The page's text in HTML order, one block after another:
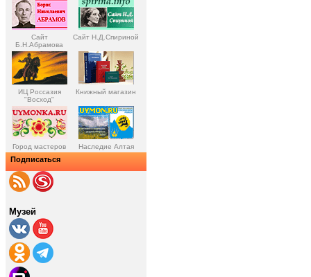
Сайт
Б.Н.Абрамова
Сайт Н.Д.Спириной
ИЦ Россазия
"Восход"
Книжный магазин
Город мастеров Наследие Алтая
Подписаться
Музей